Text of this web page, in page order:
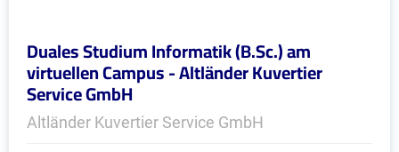
Duales Studium Informatik (B.Sc.) am
virtuellen Campus - Altländer Kuvertier
Service GmbH
Altländer Kuvertier Service GmbH